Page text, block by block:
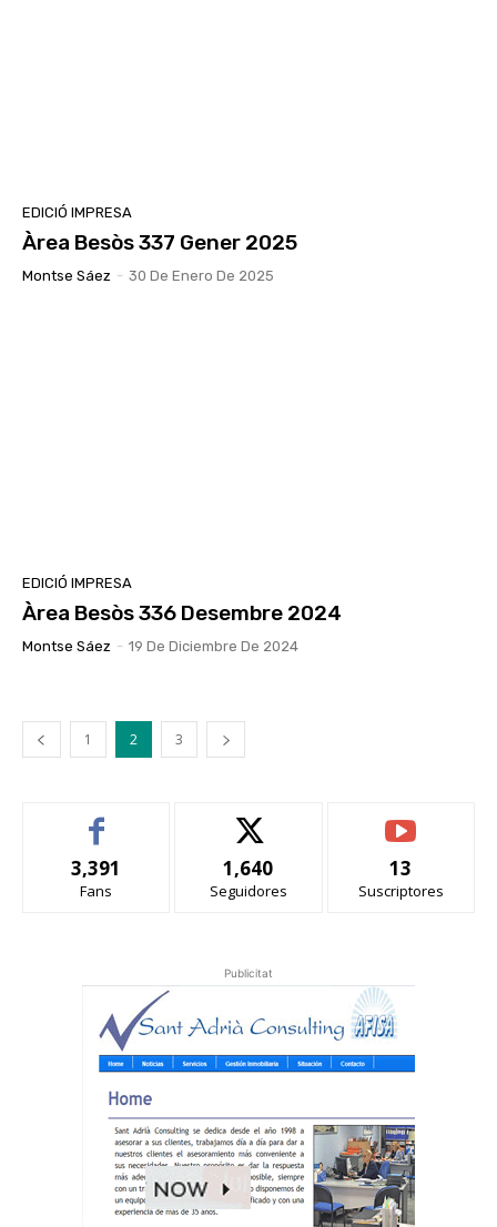
EDICIÓ IMPRESA
Àrea Besòs 337 Gener 2025
Montse Sáez - 30 De Enero De 2025
EDICIÓ IMPRESA
Àrea Besòs 336 Desembre 2024
Montse Sáez - 19 De Diciembre De 2024
1 2 3
3,391
Fans
1,640
Seguidores
13
Suscriptores
Publicitat